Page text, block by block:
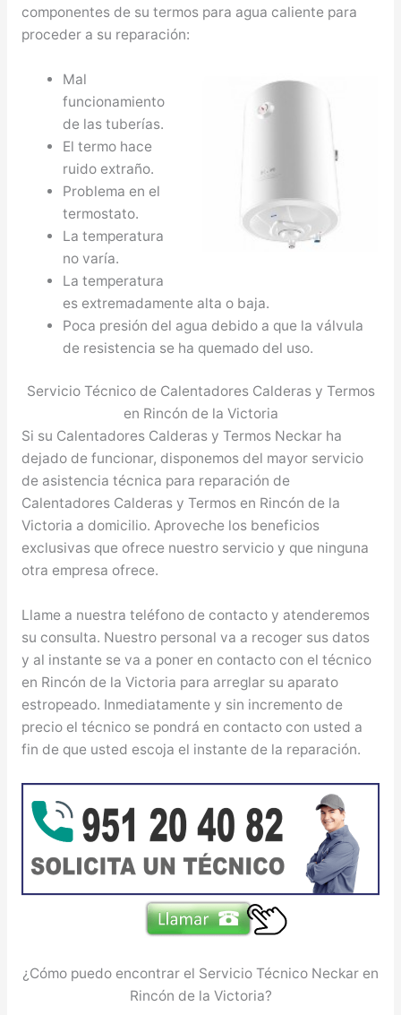
componentes de su termos para agua caliente para
proceder a su reparación:
Mal
funcionamiento
de las tuberías.
El termo hace
ruido extraño.
Problema en el
termostato.
La temperatura
no varía.
La temperatura
es extremadamente alta o baja.
Poca presión del agua debido a que la válvula
de resistencia se ha quemado del uso.
Servicio Técnico de Calentadores Calderas y Termos
en Rincón de la Victoria
Si su Calentadores Calderas y Termos Neckar ha
dejado de funcionar, disponemos del mayor servicio
de asistencia técnica para reparación de
Calentadores Calderas y Termos en Rincón de la
Victoria a domicilio. Aproveche los beneficios
exclusivas que ofrece nuestro servicio y que ninguna
otra empresa ofrece.
Llame a nuestra teléfono de contacto y atenderemos
su consulta. Nuestro personal va a recoger sus datos
y al instante se va a poner en contacto con el técnico
en Rincón de la Victoria para arreglar su aparato
estropeado. Inmediatamente y sin incremento de
precio el técnico se pondrá en contacto con usted a
fin de que usted escoja el instante de la reparación.
¿Cómo puedo encontrar el Servicio Técnico Neckar en
Rincón de la Victoria?